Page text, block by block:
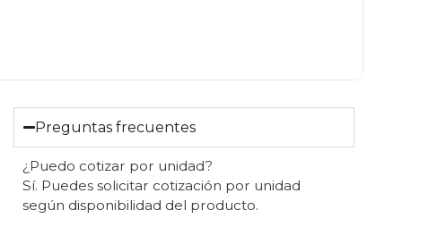
Preguntas frecuentes
¿Puedo cotizar por unidad?
Sí. Puedes solicitar cotización por unidad
según disponibilidad del producto.